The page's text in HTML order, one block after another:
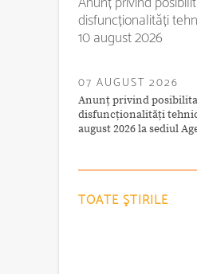
disfuncționalități
10 august 2026
07 AUGUST 2026
Anunț privind
disfuncționalități
august 2026 la sediul
TOATE ŞTIRILE